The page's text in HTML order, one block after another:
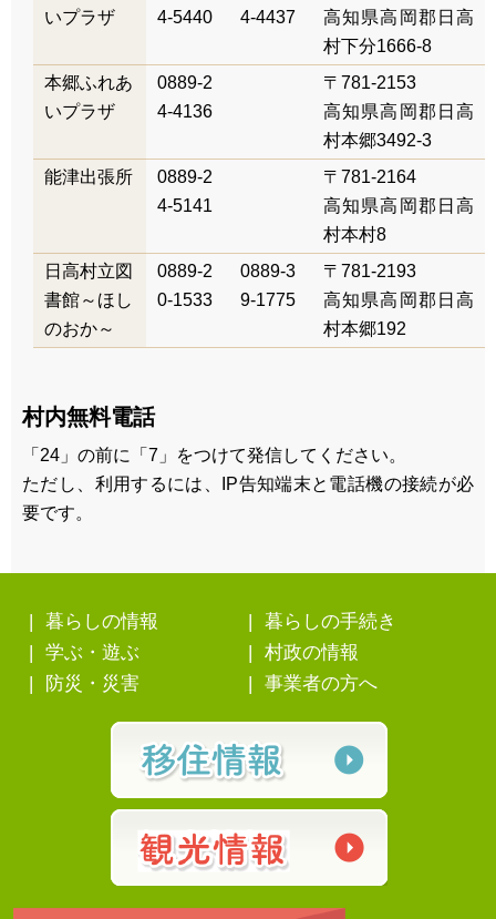
いプラザ
4-5440
4-4437
高知県高岡郡日高
村下分1666-8
本郷ふれあ
いプラザ
0889-2
4-4136
〒781-2153
高知県高岡郡日高
村本郷3492-3
能津出張所
0889-2
4-5141
〒781-2164
高知県高岡郡日高
村本村8
日高村立図
書館～ほし
のおか～
0889-2
0-1533
0889-3
9-1775
〒781-2193
高知県高岡郡日高
村本郷192
村内無料電話
「24」の前に「7」をつけて発信してください。
ただし、利用するには、IP告知端末と電話機の接続が必
要です。
暮らしの情報
暮らしの手続き
学ぶ・遊ぶ
村政の情報
防災・災害
事業者の方へ